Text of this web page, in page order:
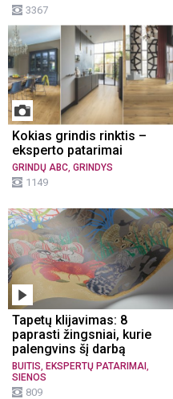
3367
Kokias grindis rinktis –
eksperto patarimai
GRINDŲ ABC, GRINDYS
1149
Tapetų klijavimas: 8
paprasti žingsniai, kurie
palengvins šį darbą
BUITIS EKSPERTŲ PATARIMAI
SIENOS
809